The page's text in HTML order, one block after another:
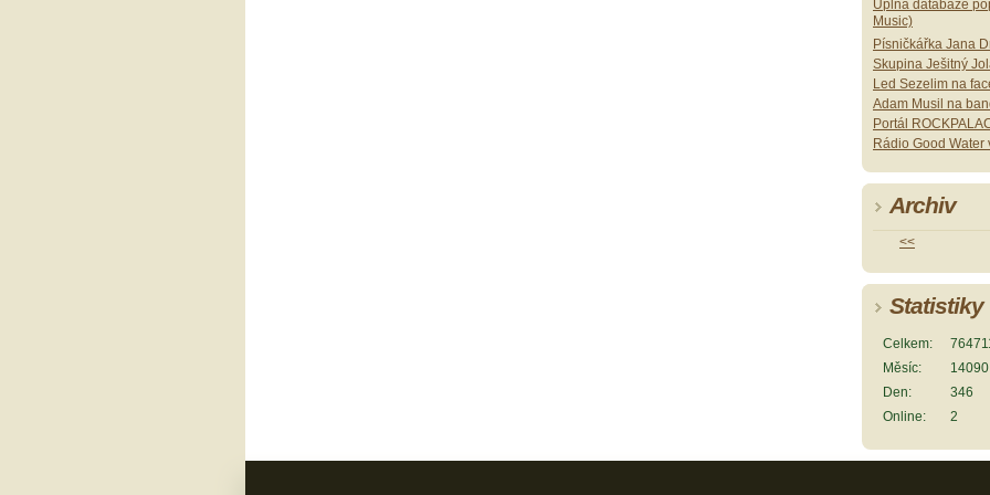
Úplná databáze
Music)
Písničkářka Jana
Skupina Ješitný
Led Sezelim na
Adam Musil na
Portál
Rádio Good
Archiv
<<
Statistiky
Online: 2
Celkem:
Měsíc:
14090
Den:
346